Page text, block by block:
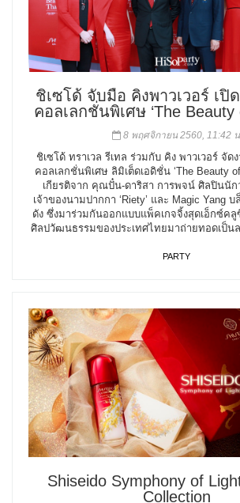
ชิเซโด้ จับมือ คิงพาวเวอร์ เปิ
คอลเลกชั่นพิเศษ ‘The Beauty
8 พฤศจิกายน 2560, 11:42
ชิเซโด้ ทราเวล รีเทล ร่วมกับ คิง พาวเวอร์ จัด
คอลเลกชั่นพิเศษ ลิมิเต็ดเอดิชั่น ‘The Beauty
เกียรติจาก คุณปั๋น-ดาริสา การพจน์ ศิลปินนัก
เจ้าของนามปากกา ‘Riety’ และ Magic Yang
ดัง ซึ่งมาร่วมกันออกแบบแพ็คเกจจิ้งสุดเอ็กซ์ค
ศิลปวัฒนธรรมของประเทศไทยมาถ่ายทอดเป็น
PARTY
Shiseido Symphony of
Collection